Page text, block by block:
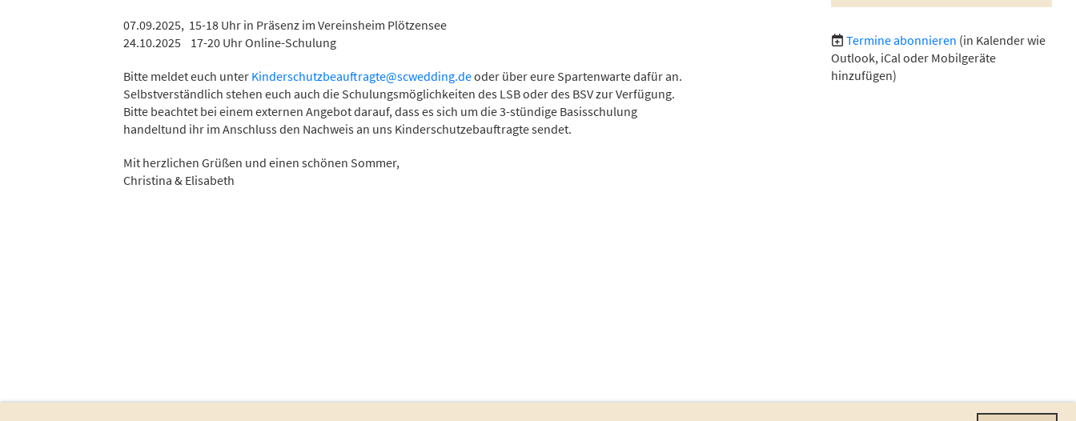
07.09.2025, 15-18 Uhr in Präsenz im Vereinsheim Plötzensee
24.10.2025 17-20 Uhr Online-Schulung
Bitte meldet euch unter Kinderschutzbeauftragte@scwedding.deoder über eure Spartenwarte dafür an.
Selbstverständlich stehen euch auch die Schulungsmöglichkeiten des LSB oder des BSV zur Verfügung.
Bitte beachtet bei einem externen Angebot darauf, dass es sich um die 3-stündige Basisschulung
handeltund ihr im Anschluss den Nachweis an uns Kinderschutzebauftragte sendet.
Mit herzlichen Grüßen und einen schönen Sommer,
Christina & Elisabeth
Termine abonnieren (in Kalender wie
Outlook, iCal oder Mobilgeräte
hinzufügen)